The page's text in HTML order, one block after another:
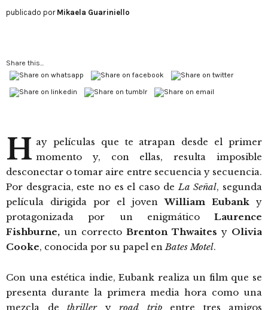
publicado por Mikaela Guariniello
Share this...
H ay películas que te atrapan desde el primer
momento y, con ellas, resulta imposible
desconectar o tomar aire entre secuencia y secuencia.
Por desgracia, este no es el caso deLa Señal, segunda
película dirigida por el jovenWilliam Eubank y
protagonizada por un enigmático Laurence
Fishburne, un correcto Brenton Thwaites y Olivia
Cooke, conocida por su papel enBates Motel.
Con una estética indie, Eubank realiza un film que se
presenta durante la primera media hora como una
mezcla de thrillery road tripentre tres amigos